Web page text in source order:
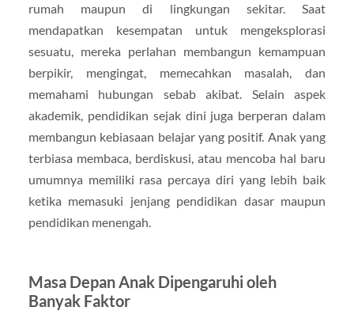
rumah maupun di lingkungan sekitar. Saat
mendapatkan kesempatan untuk mengeksplorasi
sesuatu, mereka perlahan membangun kemampuan
berpikir, mengingat, memecahkan masalah, dan
memahami hubungan sebab akibat. Selain aspek
akademik, pendidikan sejak dini juga berperan dalam
membangun kebiasaan belajar yang positif. Anak yang
terbiasa membaca, berdiskusi, atau mencoba hal baru
umumnya memiliki rasa percaya diri yang lebih baik
ketika memasuki jenjang pendidikan dasar maupun
pendidikan menengah.
Masa Depan Anak Dipengaruhi oleh
Banyak Faktor